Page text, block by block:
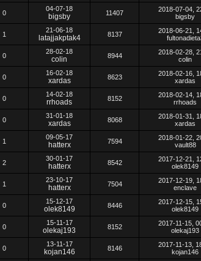
0
04-07-18
bigsby 11407
2018-07-04,
bigsby
1
21-06-18
latajjakptak4 8137
2018-06-21,
0
28-02-18
colin 8944
2018-02-28,
colin
0
16-02-18
xardas 8623
2018-02-16,
xardas
0
14-02-18
rrhoads 8152
2018-02-14,
rrhoads
0
31-01-18
xardas 8068
2018-01-31,
xardas
1
09-05-17
hatterx 7594
2018-01-22,
vault88
2
30-01-17
hatterx 8542
2017-12-21,
olek8149
1
23-10-17
hatterx 7504
2017-12-19,
enclave
0
15-12-17
olek8149 8446
2017-12-15,
olek8149
0
15-11-17
olekaj193 8152
2017-11-15,
olekaj193
0
13-11-17
kojan146 8146
2017-11-13,
kojan146